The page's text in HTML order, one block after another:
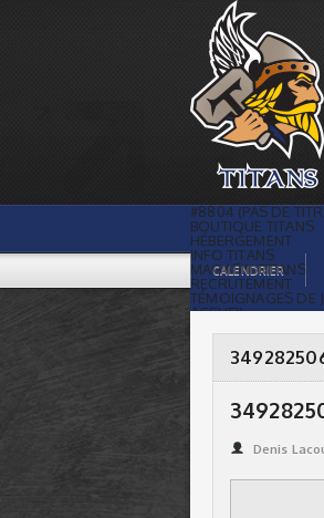
| Titans de
#8804 (PAS DE
BOUTIQUE TITANS
HÉBERGEMENT
INFO TITANS
MAGASIN TITANS
RECRUTEMENT
TÉMOIGNAGES DE
ACCUEIL
GALERIE PHOTOS
STATISTIQUES
ORGANISATION
CALENDRIER
COMMANDITAIRES
CALENDRIER
Denis